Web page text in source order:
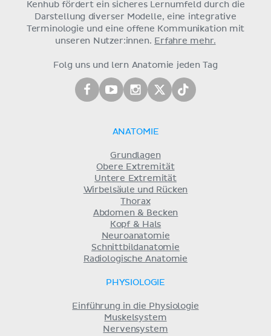
Kenhub fördert ein sicheres Lernumfeld durch die
Darstellung diverser Modelle, eine integrative
Terminologie und eine offene Kommunikation mit
unseren Nutzer:innen. Erfahre mehr.
Folg uns und lern Anatomie jeden Tag
ANATOMIE
Grundlagen
Obere Extremität
Untere Extremität
Wirbelsäule und Rücken
Thorax
Abdomen & Becken
Kopf & Hals
Neuroanatomie
Schnittbildanatomie
Radiologische Anatomie
PHYSIOLOGIE
Einführung in die Physiologie
Muskelsystem
Nervensystem